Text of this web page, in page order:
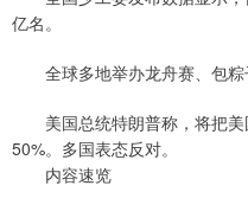
亿名。
全球多地举办龙舟赛、包粽
美国总统特朗普称，将把美
50%。多国表态反对。
内容速览